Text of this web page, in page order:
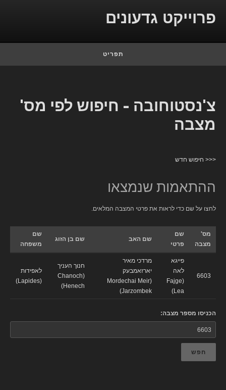
פרוייקט גדעונים
תפריט
צ'נסטוחובה - חיפוש לפי מס'
מצבה
<<< חיפוש חדש
ההתאמות שנמצאו
לחצו על שם כדי לראות את פרטי המצבה המלאים.
מס'
מצבה
שם
פרטי
שם האב שם בן הזוג
שם
משפחה
6603
פייגא
לאה
(Fajge
Lea)
מרדכי מאיר
יארזאמבעק
(Mordechai Meir
Jarzombek)
חנוך העניך
(Chanoch
Henech)
לאפידות
(Lapides)
הכניסו מספר מצבה:
חפש